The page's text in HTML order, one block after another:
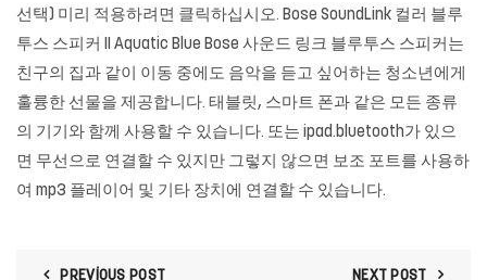
선택) 미리 적용하려면 클릭하십시오. Bose SoundLink 컬러 블루
투스 스피커 II Aquatic Blue Bose 사운드 링크 블루투스 스피커는
친구의 집과 같이 이동 중에도 음악을 듣고 싶어하는 청소년에게
훌륭한 선물을 제공합니다. 태블릿, 스마트 폰과 같은 모든 종류
의 기기와 함께 사용할 수 있습니다. 또는 ipad.bluetooth가 있으
면 무선으로 연결할 수 있지만 그렇지 않으면 보조 포트를 사용하
여 mp3 플레이어 및 기타 장치에 연결할 수 있습니다.
PREVIOUS POST NEXT POST